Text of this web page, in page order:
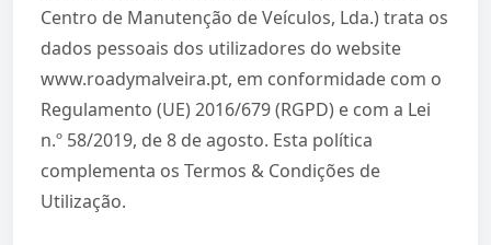
Centro de Manutenção de Veículos, Lda.) trata os
dados pessoais dos utilizadores do website
www.roadymalveira.pt, em conformidade com o
Regulamento (UE) 2016/679 (RGPD) e com a Lei
n.º 58/2019, de 8 de agosto. Esta política
complementa os Termos & Condições de
Utilização.